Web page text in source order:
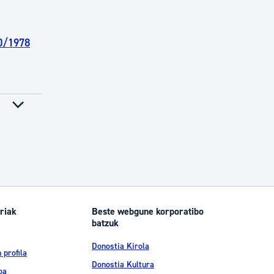
1978
profila
Beste webgune korporatibo
batzuk
Donostia Kirola
Donostia Kultura